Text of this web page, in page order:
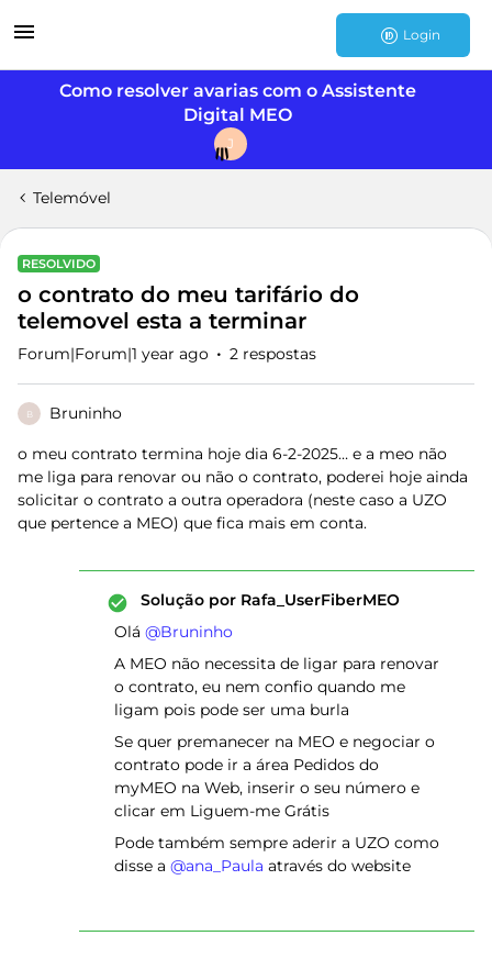
Login
Como resolver avarias com o Assistente
Digital MEO
J
Telemóvel
RESOLVIDO
o contrato do meu tarifário do
telemovel esta a terminar
Forum|Forum|1 year ago 2 respostas
B Bruninho
o meu contrato termina hoje dia 6-2-2025… e a meo não
me liga para renovar ou não o contrato, poderei hoje ainda
solicitar o contrato a outra operadora (neste caso a UZO
que pertence a MEO) que fica mais em conta.
Solução por Rafa_UserFiberMEO
Olá ​ @Bruninho
A MEO não necessita de ligar para renovar
o contrato, eu nem confio quando me
ligam pois pode ser uma burla
Se quer premanecer na MEO e negociar o
contrato pode ir a área Pedidos do
myMEO na Web, inserir o seu número e
clicar em Liguem-me Grátis
Pode também sempre aderir a UZO como
disse a ​ @ana_Paula através do website